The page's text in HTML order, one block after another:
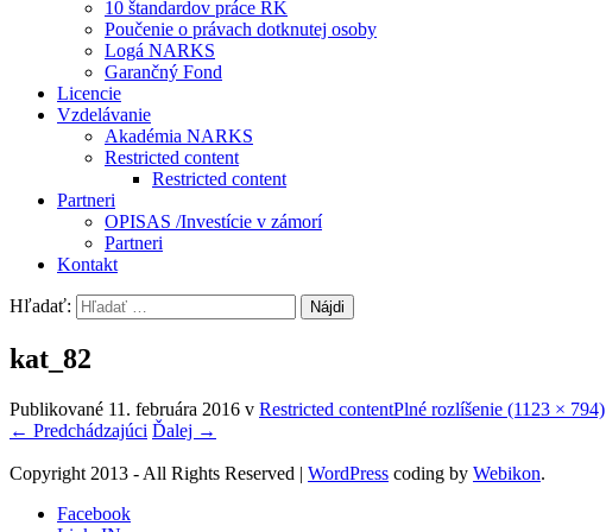
10 štandardov práce RK
Poučenie o právach dotknutej osoby
Logá NARKS
Garančný Fond
Licencie
Vzdelávanie
Akadémia NARKS
Restricted content
Restricted content
Partneri
OPISAS /Investície v zámorí
Partneri
Kontakt
Hľadať:
kat_82
Publikované 11. februára 2016 v Restricted contentPlné rozlíšenie (1123 × 794)
← Predchádzajúci Ďalej →
Copyright 2013 - All Rights Reserved | WordPress coding by Webikon.
Facebook